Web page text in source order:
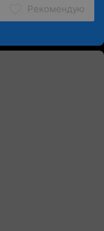
Рекомендую